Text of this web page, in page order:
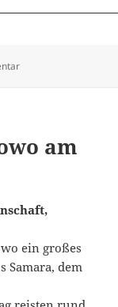
zu Dimitri Mannikow
am
ein großes
Samara, dem